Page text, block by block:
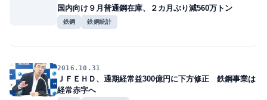
国内向け９月普通鋼在庫、２カ月ぶり減560万トン
鉄鋼 鉄鋼統計
2016.10.31
ＪＦＥＨＤ、通期経常益300億円に下方修正 鉄鋼事業は
経常赤字へ